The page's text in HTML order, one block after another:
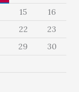
15
16
22
23
29
30